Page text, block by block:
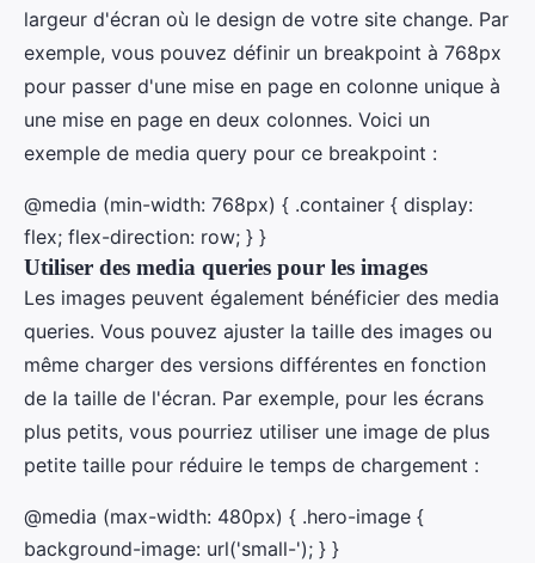
largeur d'écran où le design de votre site change. Par
exemple, vous pouvez définir un breakpoint à 768px
pour passer d'une mise en page en colonne unique à
une mise en page en deux colonnes. Voici un
exemple de media query pour ce breakpoint :
@media (min-width: 768px) { .container { display:
flex; flex-direction: row; } }
Utiliser des media queries pour les images
Les images peuvent également bénéficier des media
queries. Vous pouvez ajuster la taille des images ou
même charger des versions différentes en fonction
de la taille de l'écran. Par exemple, pour les écrans
plus petits, vous pourriez utiliser une image de plus
petite taille pour réduire le temps de chargement :
@media (max-width: 480px) { .hero-image {
background-image: url('small-'); } }